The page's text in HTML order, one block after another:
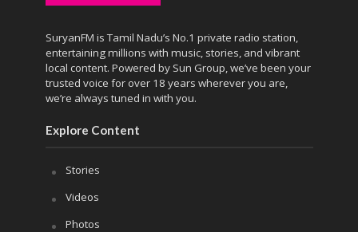
SuryanFM is Tamil Nadu’s No.1 private radio station,
entertaining millions with music, stories, and vibrant
local content. Powered by Sun Group, we’ve been your
trusted voice for over 18 years wherever you are,
we’re always tuned in with you.
Explore Content
Stories
Videos
Photos